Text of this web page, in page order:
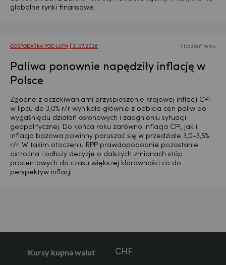
globalne rynki finansowe.
GOSPODARKA POD LUPĄ | 31.07.2026 1 tydzień temu
Paliwa ponownie napędziły inflację w
Polsce
Zgodne z oczekiwaniami przyspieszenie krajowej inflacji CPI
w lipcu do 3,0% r/r wynikało głównie z odbicia cen paliw po
wygaśnięciu działań osłonowych i zaognieniu sytuacji
geopolitycznej. Do końca roku zarówno inflacja CPI, jak i
inflacja bazowa powinny poruszać się w przedziale 3,0-3,5%
r/r. W takim otoczeniu RPP prawdopodobnie pozostanie
ostrożna i odłoży decyzje o dalszych zmianach stóp
procentowych do czasu większej klarowności co do
perspektyw inflacji.
Kursy kupna walut
USD
EUR
CHF